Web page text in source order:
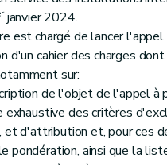
janvier 2024.
est chargé de lancer
d'un cahier des charges
sur:
de l'objet de l'appel à
exhaustive des critères
et d'attribution et, pour ces
pondération, ainsi que la